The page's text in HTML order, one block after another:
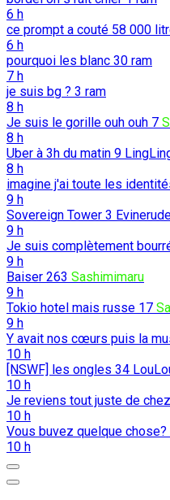
6 h
ce prompt a couté 58 000
6 h
pourquoi les blanc 30 ram
7 h
je suis bg ? 3 ram
8 h
Je suis le gorille ouh ouh 7
8 h
Uber à 3h du matin 9
8 h
imagine j'ai toute les
9 h
Sovereign Tower 3
9 h
Je suis complètement
9 h
Baiser 263 Sashimimaru
9 h
Tokio hotel mais russe 17
9 h
Y avait nos cœurs puis la
10 h
[NSWF] les ongles 34
10 h
Je reviens tout juste de
10 h
Vous buvez quelque chose?
10 h